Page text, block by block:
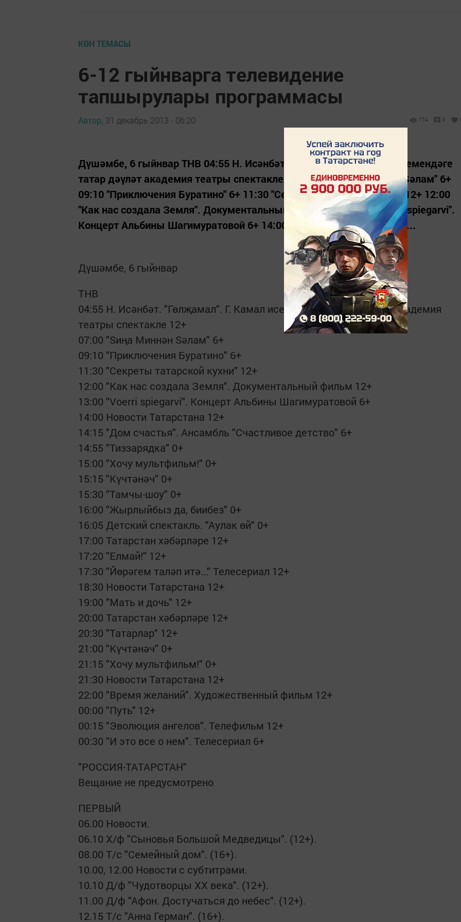
КӨН ТЕМАСЫ
6-12 гыйнварга телевидение
тапшырулары программасы
Автор, 31 декабрь 2013 - 06:20 774 0
Дүшәмбе, 6 гыйнвар ТНВ 04:55 Н. Исәнбәт. "Гөлҗамал". Г. Камал исемендәге
татар дәүләт академия театры спектакле 12+ 07:00 "Sиңа Mиннән Sәлам" 6+
09:10 "Приключения Буратино" 6+ 11:30 "Секреты татарской кухни" 12+ 12:00
"Как нас создала Земля". Документальный фильм 12+ 13:00 "Voerri spiegarvi".
Концерт Альбины Шагимуратовой 6+ 14:00 Новости Татарстана 12+...
Дүшәмбе, 6 гыйнвар
ТНВ
04:55 Н. Исәнбәт. "Гөлҗамал". Г. Камал исемендәге татар дәүләт академия
театры спектакле 12+
07:00 "Sиңа Mиннән Sәлам" 6+
09:10 "Приключения Буратино" 6+
11:30 "Секреты татарской кухни" 12+
12:00 "Как нас создала Земля". Документальный фильм 12+
13:00 "Voerri spiegarvi". Концерт Альбины Шагимуратовой 6+
14:00 Новости Татарстана 12+
14:15 "Дом счастья". Ансамбль "Счастливое детство" 6+
14:55 "Тиззарядка" 0+
15:00 "Хочу мультфильм!" 0+
15:15 "Күчтәнәч" 0+
15:30 "Тамчы-шоу" 0+
16:00 "Жырлыйбыз да, биибез" 0+
16:05 Детский спектакль. "Аулак өй" 0+
17:00 Татарстан хәбәрләре 12+
17:20 "Елмай!" 12+
17:30 "Йөрәгем таләп итә..." Телесериал 12+
18:30 Новости Татарстана 12+
19:00 "Мать и дочь" 12+
20:00 Татарстан хәбәрләре 12+
20:30 "Татарлар" 12+
21:00 "Күчтәнәч" 0+
21:15 "Хочу мультфильм!" 0+
21:30 Новости Татарстана 12+
22:00 "Время желаний". Художественный фильм 12+
00:00 "Путь" 12+
00:15 "Эволюция ангелов". Телефильм 12+
00:30 "И это все о нем". Телесериал 6+
"РОССИЯ-ТАТАРСТАН"
Вещание не предусмотрено
ПЕРВЫЙ
06.00 Новости.
06.10 Х/ф "Сыновья Большой Медведицы". (12+).
08.00 Т/с "Семейный дом". (16+).
10.00, 12.00 Новости с субтитрами.
10.10 Д/ф "Чудотворцы ХХ века". (12+).
11.00 Д/ф "Афон. Достучаться до небес". (12+).
12.15 Т/с "Анна Герман". (16+).